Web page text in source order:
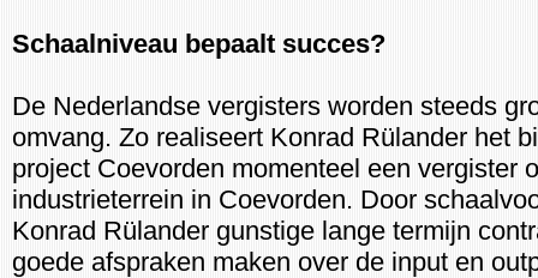
Schaalniveau bepaalt succes?
De Nederlandse vergisters worden steeds
omvang. Zo realiseert Konrad Rülander het
project Coevorden momenteel een vergister
industrieterrein in Coevorden. Door
Konrad Rülander gunstige lange termijn
goede afspraken maken over de input en